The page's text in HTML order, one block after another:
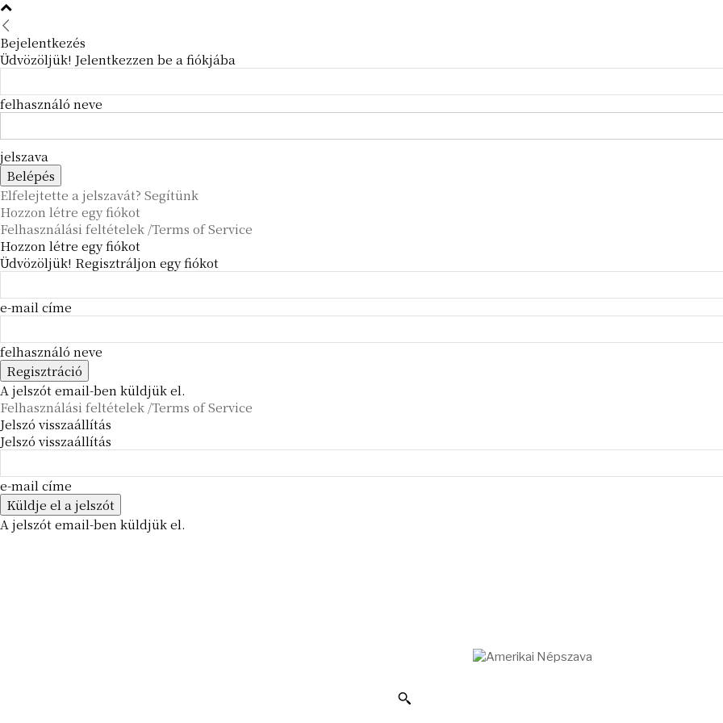
Bejelentkezés
Üdvözöljük! Jelentkezzen be a fiókjába
felhasználó neve
jelszava
Elfelejtette a jelszavát? Segítünk
Hozzon létre egy fiókot
Felhasználási feltételek /Terms of Service
Hozzon létre egy fiókot
Üdvözöljük! Regisztráljon egy fiókot
e-mail címe
felhasználó neve
A jelszót email-ben küldjük el.
Felhasználási feltételek /Terms of Service
Jelszó visszaállítás
Jelszó visszaállítás
e-mail címe
A jelszót email-ben küldjük el.